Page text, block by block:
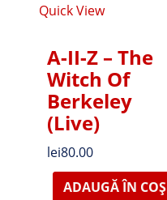
Quick View
A-II-Z – The
Witch Of
Berkeley
(Live)
lei80.00
ADAUGĂ ÎN COȘ